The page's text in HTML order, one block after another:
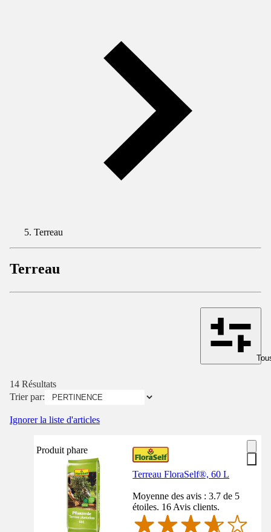
Terreau
Terreau
14 Résultats
Trier par:
Ignorer la liste d'articles
Produit phare
Terreau FloraSelf®, 60 L
Moyenne des avis : 3.7 de 5
étoiles. 16 Avis clients.